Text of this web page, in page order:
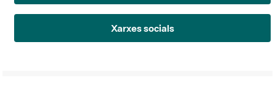
Xarxes socials